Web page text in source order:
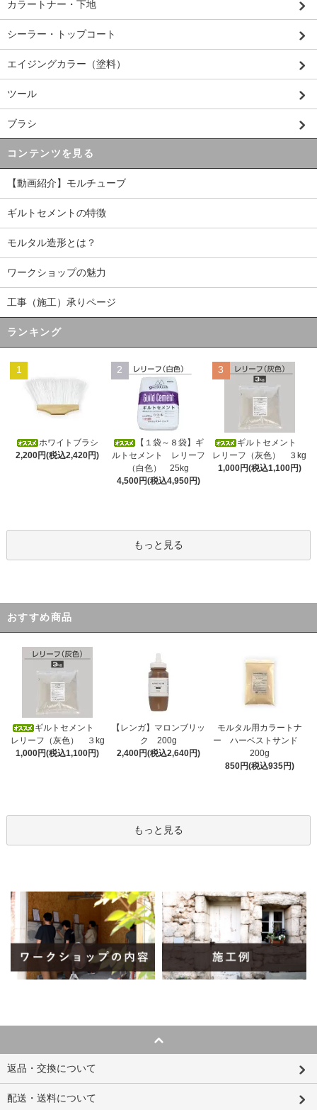
カラートナー・下地
シーラー・トップコート
エイジングカラー（塗料）
ツール
ブラシ
コンテンツを見る
【動画紹介】モルチューブ
ギルトセメントの特徴
モルタル造形とは？
ワークショップの魅力
工事（施工）承りページ
ランキング
1
ホワイトブラシ
2,200円(税込2,420円)
2
【１袋～８袋】ギ
ルトセメント レリーフ
（白色） 25kg
4,500円(税込4,950円)
3
ギルトセメント
レリーフ（灰色） ３kg
1,000円(税込1,100円)
もっと見る
おすすめ商品
ギルトセメント
レリーフ（灰色） ３kg
1,000円(税込1,100円)
【レンガ】マロンブリッ
ク 200g
2,400円(税込2,640円)
モルタル用カラートナ
ー ハーベストサンド
200g
850円(税込935円)
もっと見る
返品・交換について
配送・送料について